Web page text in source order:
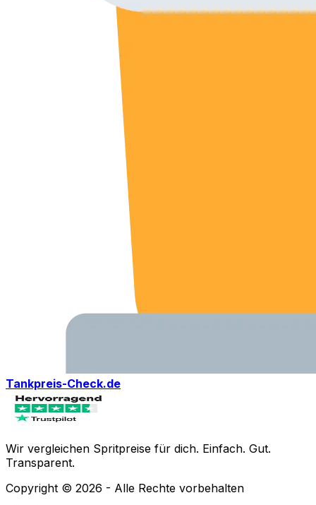
Tankpreis-Check.de
Wir vergleichen Spritpreise für dich. Einfach. Gut.
Transparent.
Copyright © 2026 - Alle Rechte vorbehalten